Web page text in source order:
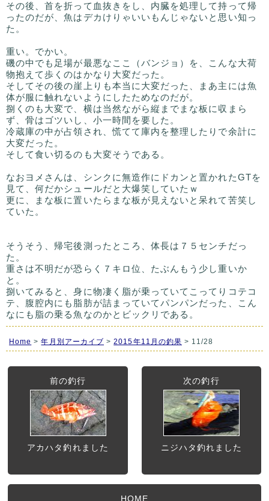
その後、首を折って血抜きをし、内臓を処理して持って帰
ったのだが、魚はデカけりゃいいもんじゃないと思い知っ
た。
重い。でかい。
磯の中でも足場が最悪なここ（バンジョ）を、こんな大荷
物抱えて歩くのはかなり大変だった。
そしてその後の崖上りも本当に大変だった、まあ主には魚
体が服に触れないようにしたためなのだが。
捌くのも大変で、横は当然ながら縦までまな板に収まら
ず、骨はゴツいし、小一時間を要した。
冷蔵庫の中が占領され、慌てて庫内を整理したりで余計に
大変だった。
そして食い切るのも大変そうである。
なおヨメさんは、シンクに無造作にドカンと置かれたGTを
見て、何だかシュールだと大爆笑していたｗ
更に、まな板に置いたらまな板が見えないと呆れて苦笑し
ていた。
そうそう、帰宅後測ったところ、体長は７５センチだっ
た。
重さは不明だが恐らく７キロ位、たぶんもう少し重いか
と。
捌いてみると、身に物凄く脂が乗っていてこってりコテコ
テ、腹腔内にも脂肪が詰まっていてパンパンだった、こん
なにも脂の乗る魚なのかとビックリである。
Home >年月別アーカイブ >2015年11月の釣果 > 11/28
前の釣行
アカハタ釣れました
次の釣行
ニジハタ釣れました
HOME